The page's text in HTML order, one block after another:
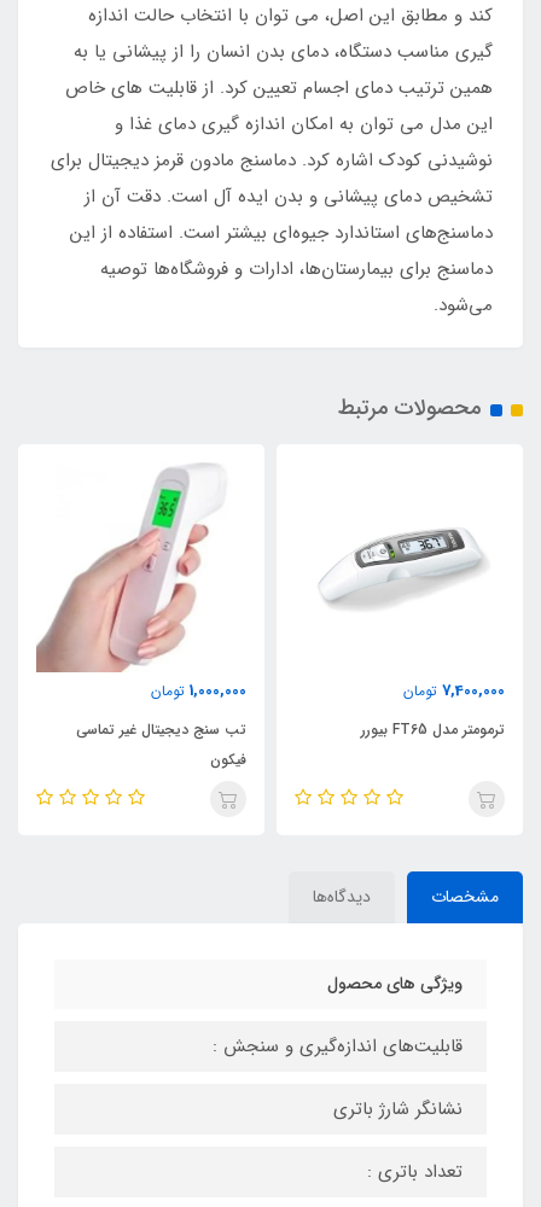
کند و مطابق این اصل، می توان با انتخاب حالت اندازه
گیری مناسب دستگاه، دمای بدن انسان را از پیشانی یا به
همین ترتیب دمای اجسام تعیین کرد. از قابلیت های خاص
این مدل می توان به امکان اندازه گیری دمای غذا و
نوشیدنی کودک اشاره کرد. دماسنج مادون قرمز دیجیتال برای
تشخیص دمای پیشانی و بدن ایده آل است. دقت آن از
دماسنج‌های استاندارد جیوه‌ای بیشتر است. استفاده از این
دماسنج برای بیمارستان‌ها، ادارات و فروشگاه‌ها توصیه
می‌شود.
محصولات مرتبط
7,400,000 تومان
ترمومتر مدل FT65 بیورر
1,000,000 تومان
تب سنج دیجیتال غیر تماسی
فیکون
مشخصات دیدگاه‌ها
ویژگی های محصول
قابلیت‌های اندازه‌گیری و سنجش :
نشانگر شارژ باتری
تعداد باتری :